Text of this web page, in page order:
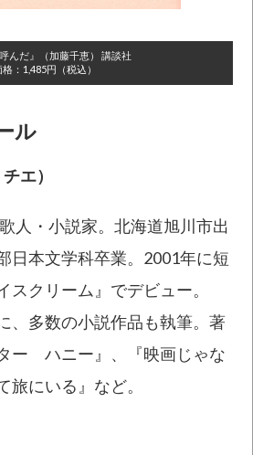
んだ』 （加藤千恵）
講談社
： 1,485円（税込）
ル
エ）
人・小説家。北海道旭川市出
日本文学科卒業。2001年に短
スクリーム』でデビュー。
、多数の小説作品も執筆。著
ー ハニー』、『映画じゃな
旅にいる』など。